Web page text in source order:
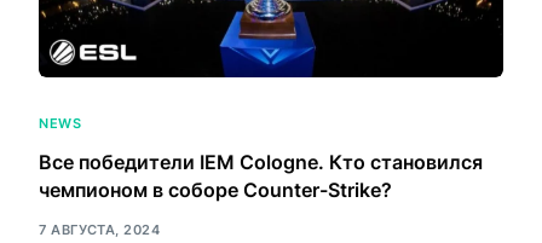
NEWS
Все победители IEM Cologne. Кто становился
чемпионом в соборе Counter-Strike?
7 АВГУСТА, 2024